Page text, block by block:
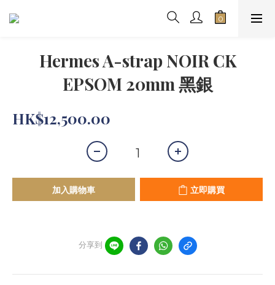
Hermes A-strap NOIR CK
EPSOM 20mm 黑銀
HK$12,500.00
加入購物車 立即購買
分享到